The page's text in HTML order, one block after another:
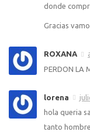
donde
Gracias
ROXANA
PERDON LA
lorena
hola queria
tanto